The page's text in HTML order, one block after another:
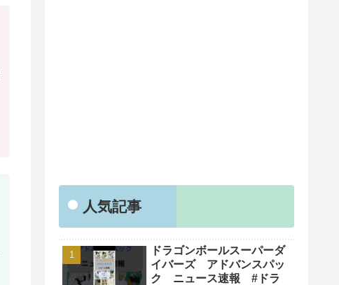
人気記事
ドラゴンボールスーパーダ
イバーズ アドバンスパッ
ク ニュース速報 #ドラ